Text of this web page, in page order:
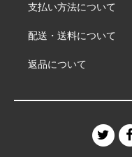
支払い方法について
配送・送料について
返品について